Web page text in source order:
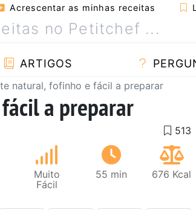
Acrescentar as minhas receitas
ARTIGOS
natural, fofinho e fácil a preparar
a preparar
Muito
Fácil
55 min 676 Kcal